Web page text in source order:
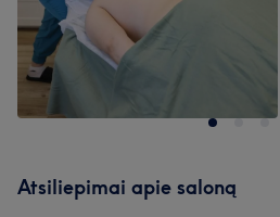
Atsiliepimai apie saloną